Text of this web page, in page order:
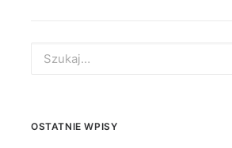
for:
OSTATNIE WPISY